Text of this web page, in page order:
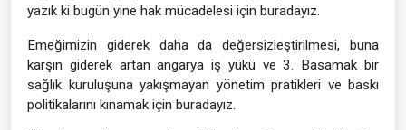
yazık ki bugün yine hak mücadelesi için buradayız.
Emeğimizin giderek daha da değersizleştirilmesi, buna
karşın giderek artan angarya iş yükü ve 3. Basamak bir
sağlık kuruluşuna yakışmayan yönetim pratikleri ve baskı
politikalarını kınamak için buradayız.